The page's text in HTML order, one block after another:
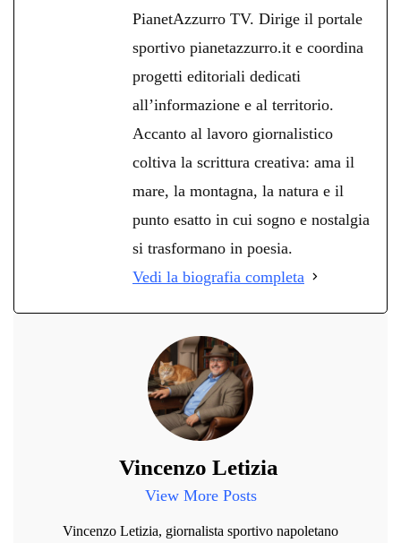
PianetAzzurro TV. Dirige il portale
sportivo pianetazzurro.it e coordina
progetti editoriali dedicati
all’informazione e al territorio.
Accanto al lavoro giornalistico
coltiva la scrittura creativa: ama il
mare, la montagna, la natura e il
punto esatto in cui sogno e nostalgia
si trasformano in poesia.
Vedi la biografia completa
Vincenzo Letizia
View More Posts
Vincenzo Letizia, giornalista sportivo napoletano